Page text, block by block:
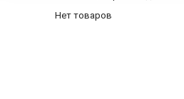
Нет товаров